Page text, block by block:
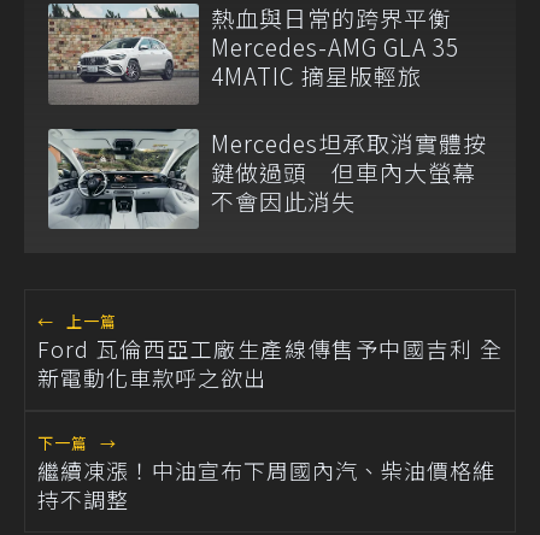
熱血與日常的跨界平衡
Mercedes-AMG GLA 35
4MATIC 摘星版輕旅
Mercedes坦承取消實體按
鍵做過頭 但車內大螢幕
不會因此消失
← 上一篇
Ford 瓦倫西亞工廠生產線傳售予中國吉利 全
新電動化車款呼之欲出
下一篇 →
繼續凍漲！中油宣布下周國內汽、柴油價格維
持不調整